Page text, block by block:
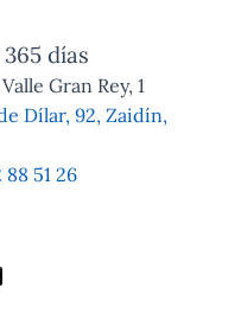
días
Gran Rey, 1
Dílar, 92, Zaidín,
88 51 26